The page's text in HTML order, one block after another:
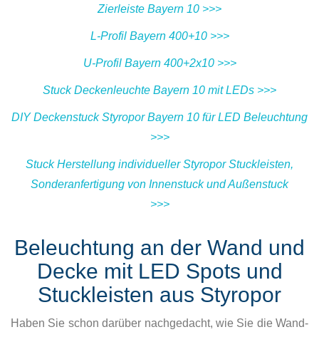
Zierleiste Bayern 10 >>>
L-Profil Bayern 400+10 >>>
U-Profil Bayern 400+2x10 >>>
Stuck Deckenleuchte Bayern 10 mit LEDs >>>
DIY Deckenstuck Styropor Bayern 10 für LED Beleuchtung
>>>
Stuck Herstellung individueller Styropor Stuckleisten,
Sonderanfertigung von Innenstuck und Außenstuck
>>>
Beleuchtung an der Wand und
Decke mit LED Spots und
Stuckleisten aus Styropor
Haben Sie schon darüber nachgedacht, wie Sie die Wand-